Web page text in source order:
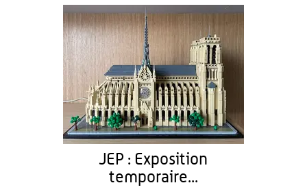
JEP : Exposition
temporaire...